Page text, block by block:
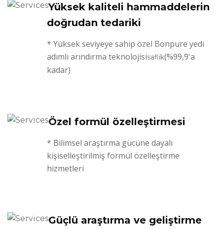
Yüksek kaliteli hammaddelerin
doğrudan tedariki
* Yüksek seviyeye sahip özel Bonpure yedi
adımlı arındırma teknolojisisaflık(%99,9'a
kadar)
Özel formül özelleştirmesi
* Bilimsel araştırma gücüne dayalı
kişiselleştirilmiş formül özelleştirme
hizmetleri
Güçlü araştırma ve geliştirme